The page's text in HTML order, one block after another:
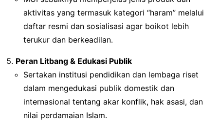
aktivitas yang termasuk kategori “haram” melalui
daftar resmi dan sosialisasi agar boikot lebih
terukur dan berkeadilan.
Peran Litbang & Edukasi Publik
Sertakan institusi pendidikan dan lembaga riset
dalam mengedukasi publik domestik dan
internasional tentang akar konflik, hak asasi, dan
nilai perdamaian Islam.